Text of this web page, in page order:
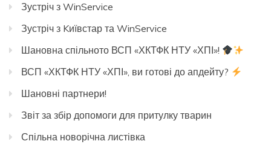
Зустріч з WinService
Зустріч з Kиївстар та WinService
Шановна спільното ВСП «ХКТФК НТУ «ХПІ»!
ВСП «ХКТФК НТУ «ХПІ», ви готові до апдейту?
Шановні партнери!
Звіт за збір допомоги для притулку тварин
Спільна новорічна листівка